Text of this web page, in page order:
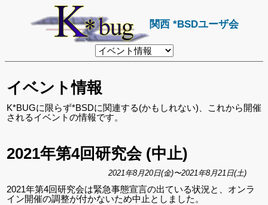
関西 *BSDユーザ会
リ
ン
ペ
ー
ジ
イベント情報
K*BUGに限らず*BSDに関連する(かもしれない)、これから開催
されるイベントの情報です。
2021年第4回研究会 (中止)
2021年8月20日(金)〜2021年8月21日(土)
2021年第4回研究会は緊急事態宣言の出ている状況と、オンラ
イン開催の調整が付かないため中止としました。